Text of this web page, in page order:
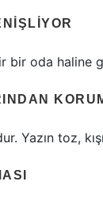
bir oda
Yazın toz,